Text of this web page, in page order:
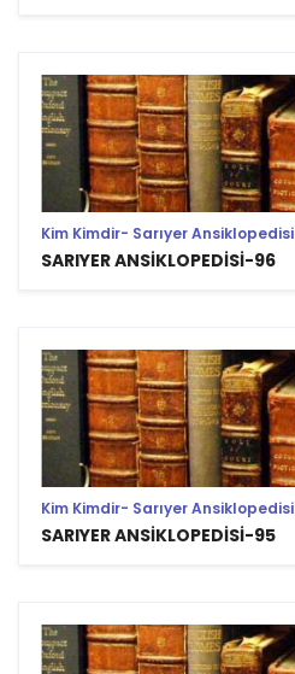
Kim Kimdir- Sarıyer Ansiklopedisi
SARIYER ANSİKLOPEDİSİ-96
Kim Kimdir- Sarıyer Ansiklopedisi
SARIYER ANSİKLOPEDİSİ-95